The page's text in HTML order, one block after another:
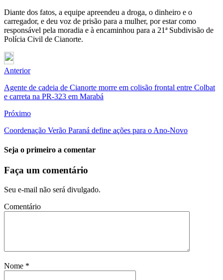
Diante dos fatos, a equipe apreendeu a droga, o dinheiro e o
carregador, e deu voz de prisão para a mulher, por estar como
responsável pela moradia e à encaminhou para a 21ª Subdivisão de
Polícia Civil de Cianorte.
Anterior
Agente de cadeia de Cianorte morre em colisão frontal entre Colbat
e carreta na PR-323 em Marabá
Próximo
Coordenação Verão Paraná define ações para o Ano-Novo
Seja o primeiro a comentar
Faça um comentário
Seu e-mail não será divulgado.
Comentário
Nome *